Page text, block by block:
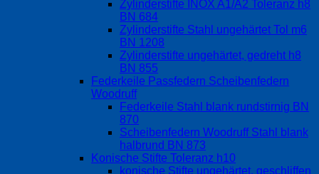
Zylinderstifte INOX A1/A2 Toleranz h8
BN 684
Zylinderstifte Stahl ungehärtet Tol m6
BN 1208
Zylinderstifte ungehärtet, gedreht h8
BN 855
Federkeile Passfedern Scheibenfedern
Woodruff
Federkeile Stahl blank rundstirnig BN
870
Scheibenfedern Woodruff Stahl blank
halbrund BN 873
Konische Stifte Toleranz h10
konische Stifte ungehärtet, geschliffen